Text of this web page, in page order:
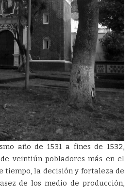
año de 1531 a fines de 1532,
veintiún pobladores más en el
tiempo, la decisión y fortaleza de
de los medio de producción,